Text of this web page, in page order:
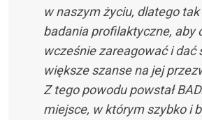
w naszym życiu, dlatego
badania profilaktyczne, aby
wcześnie zareagować i dać
większe szanse na jej
Z tego powodu powstał
miejsce, w którym szybko i